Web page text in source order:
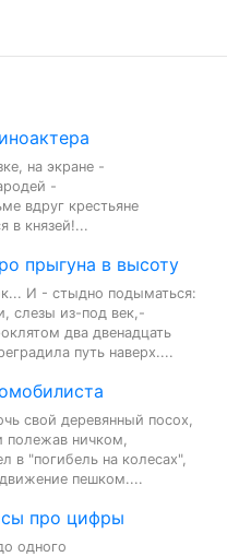
на экране -
-
вдруг крестьяне
в князей!...
прыгуна в высоту
И - стыдно подыматься:
слезы из-под век,-
два двенадцать
путь наверх....
свой деревянный посох,
полежав ничком,
в "погибель на колесах",
пешком....
про цифры
одного